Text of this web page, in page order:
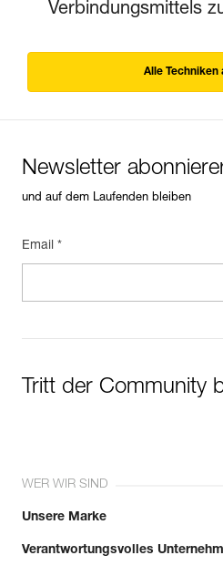
Verbindungsmittels
Alle Techniken
Newsletter
und auf dem Laufenden bleiben
Email *
Tritt der Community
WER WIR SIND
Unsere Marke
Verantwortungsvolles